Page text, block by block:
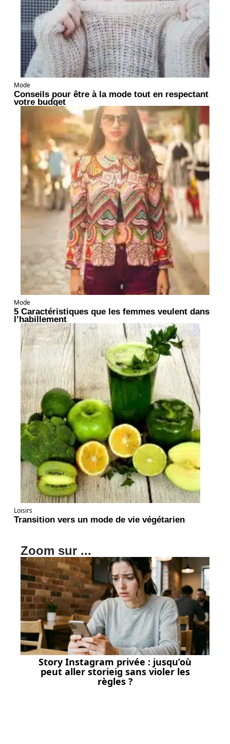
Mode
Conseils pour être à la mode tout en respectant
votre budget
Mode
5 Caractéristiques que les femmes veulent dans
l’habillement
Loisirs
Transition vers un mode de vie végétarien
Zoom sur ...
Story Instagram privée : jusqu’où
peut aller storieig sans violer les
règles ?